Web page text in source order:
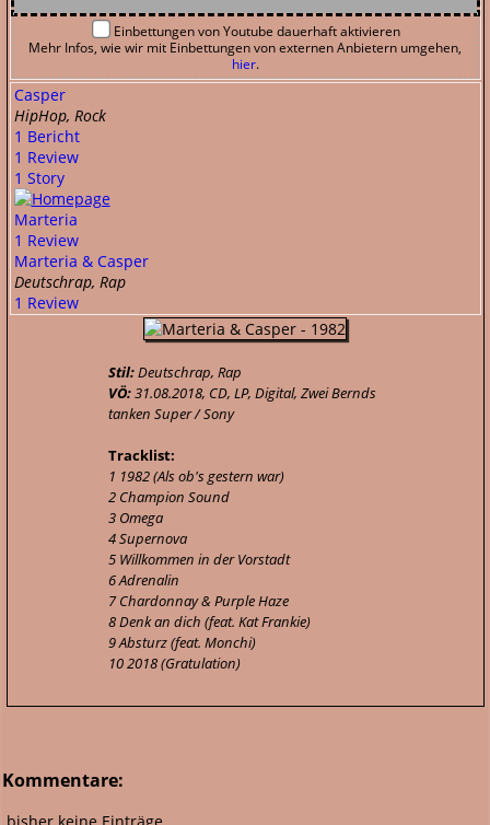
Einbettungen von Youtube dauerhaft aktivieren
Mehr Infos, wie wir mit Einbettungen von externen Anbietern umgehen,
hier.
Casper
HipHop, Rock
1 Bericht
1 Review
1 Story
Marteria
1 Review
Marteria & Casper
Deutschrap, Rap
1 Review
Stil:Deutschrap, Rap
VÖ:31.08.2018, CD, LP, Digital, Zwei Bernds
tanken Super / Sony
Tracklist:
1 1982 (Als ob's gestern war)
2 Champion Sound
3 Omega
4 Supernova
5 Willkommen in der Vorstadt
6 Adrenalin
7 Chardonnay & Purple Haze
8 Denk an dich (feat. Kat Frankie)
9 Absturz (feat. Monchi)
10 2018 (Gratulation)
Kommentare: